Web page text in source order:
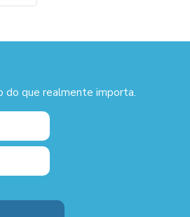
do que realmente importa.